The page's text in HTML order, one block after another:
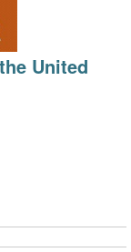
United